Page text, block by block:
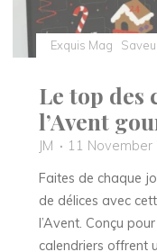
Exquis Mag
Le top des
l’Avent
JM
11 November
Faites de chaque
de délices avec
l’Avent. Conçu
calendriers offrent